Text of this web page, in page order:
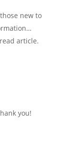
new to
article.
you!